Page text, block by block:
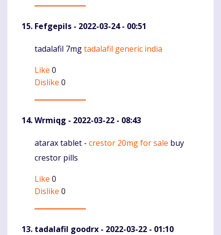
Fefgepils - 2022-03-24 - 00:51
Komentaras
tadalafil 7mgtadalafil generic india
Like 0
Dislike 0
Wrmiqg - 2022-03-22 - 08:43
Komentaras
atarax tablet - crestor 20mg for sale buy
crestor pills
Like 0
Dislike 0
tadalafil goodrx - 2022-03-22 - 01:10